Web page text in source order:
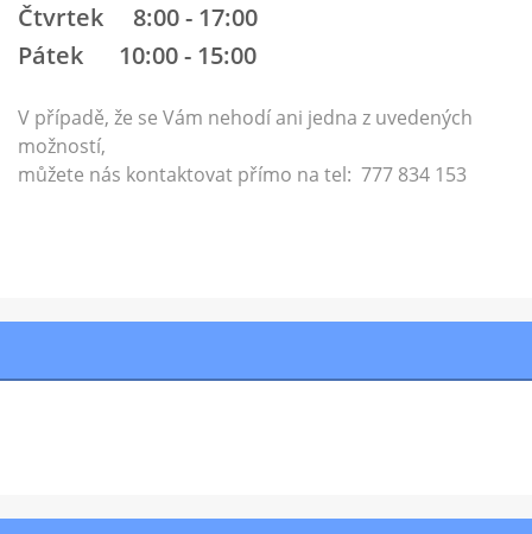
Čtvrtek 8:00 - 17:00
Pátek 10:00 - 15:00
V případě, že se Vám nehodí ani jedna z uvedených
možností,
můžete nás kontaktovat přímo na tel: 777 834 153